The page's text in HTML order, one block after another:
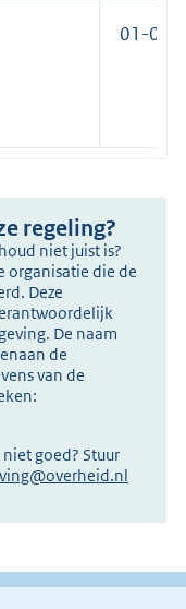
01-01-
regeling?
niet juist is?
organisatie die de
Deze
De naam
de
van de
goed? Stuur